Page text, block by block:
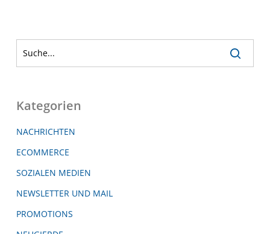
Kategorien
NACHRICHTEN
ECOMMERCE
SOZIALEN MEDIEN
NEWSLETTER UND MAIL
PROMOTIONS